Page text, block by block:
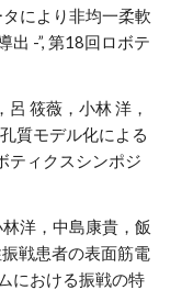
により非均一柔軟
出 -”, 第18回ロボテ
筱薇，小林 洋，
質モデル化による
ティクスシンポジ
洋，中島康貴，飯
戦患者の表面筋電
における振戦の特